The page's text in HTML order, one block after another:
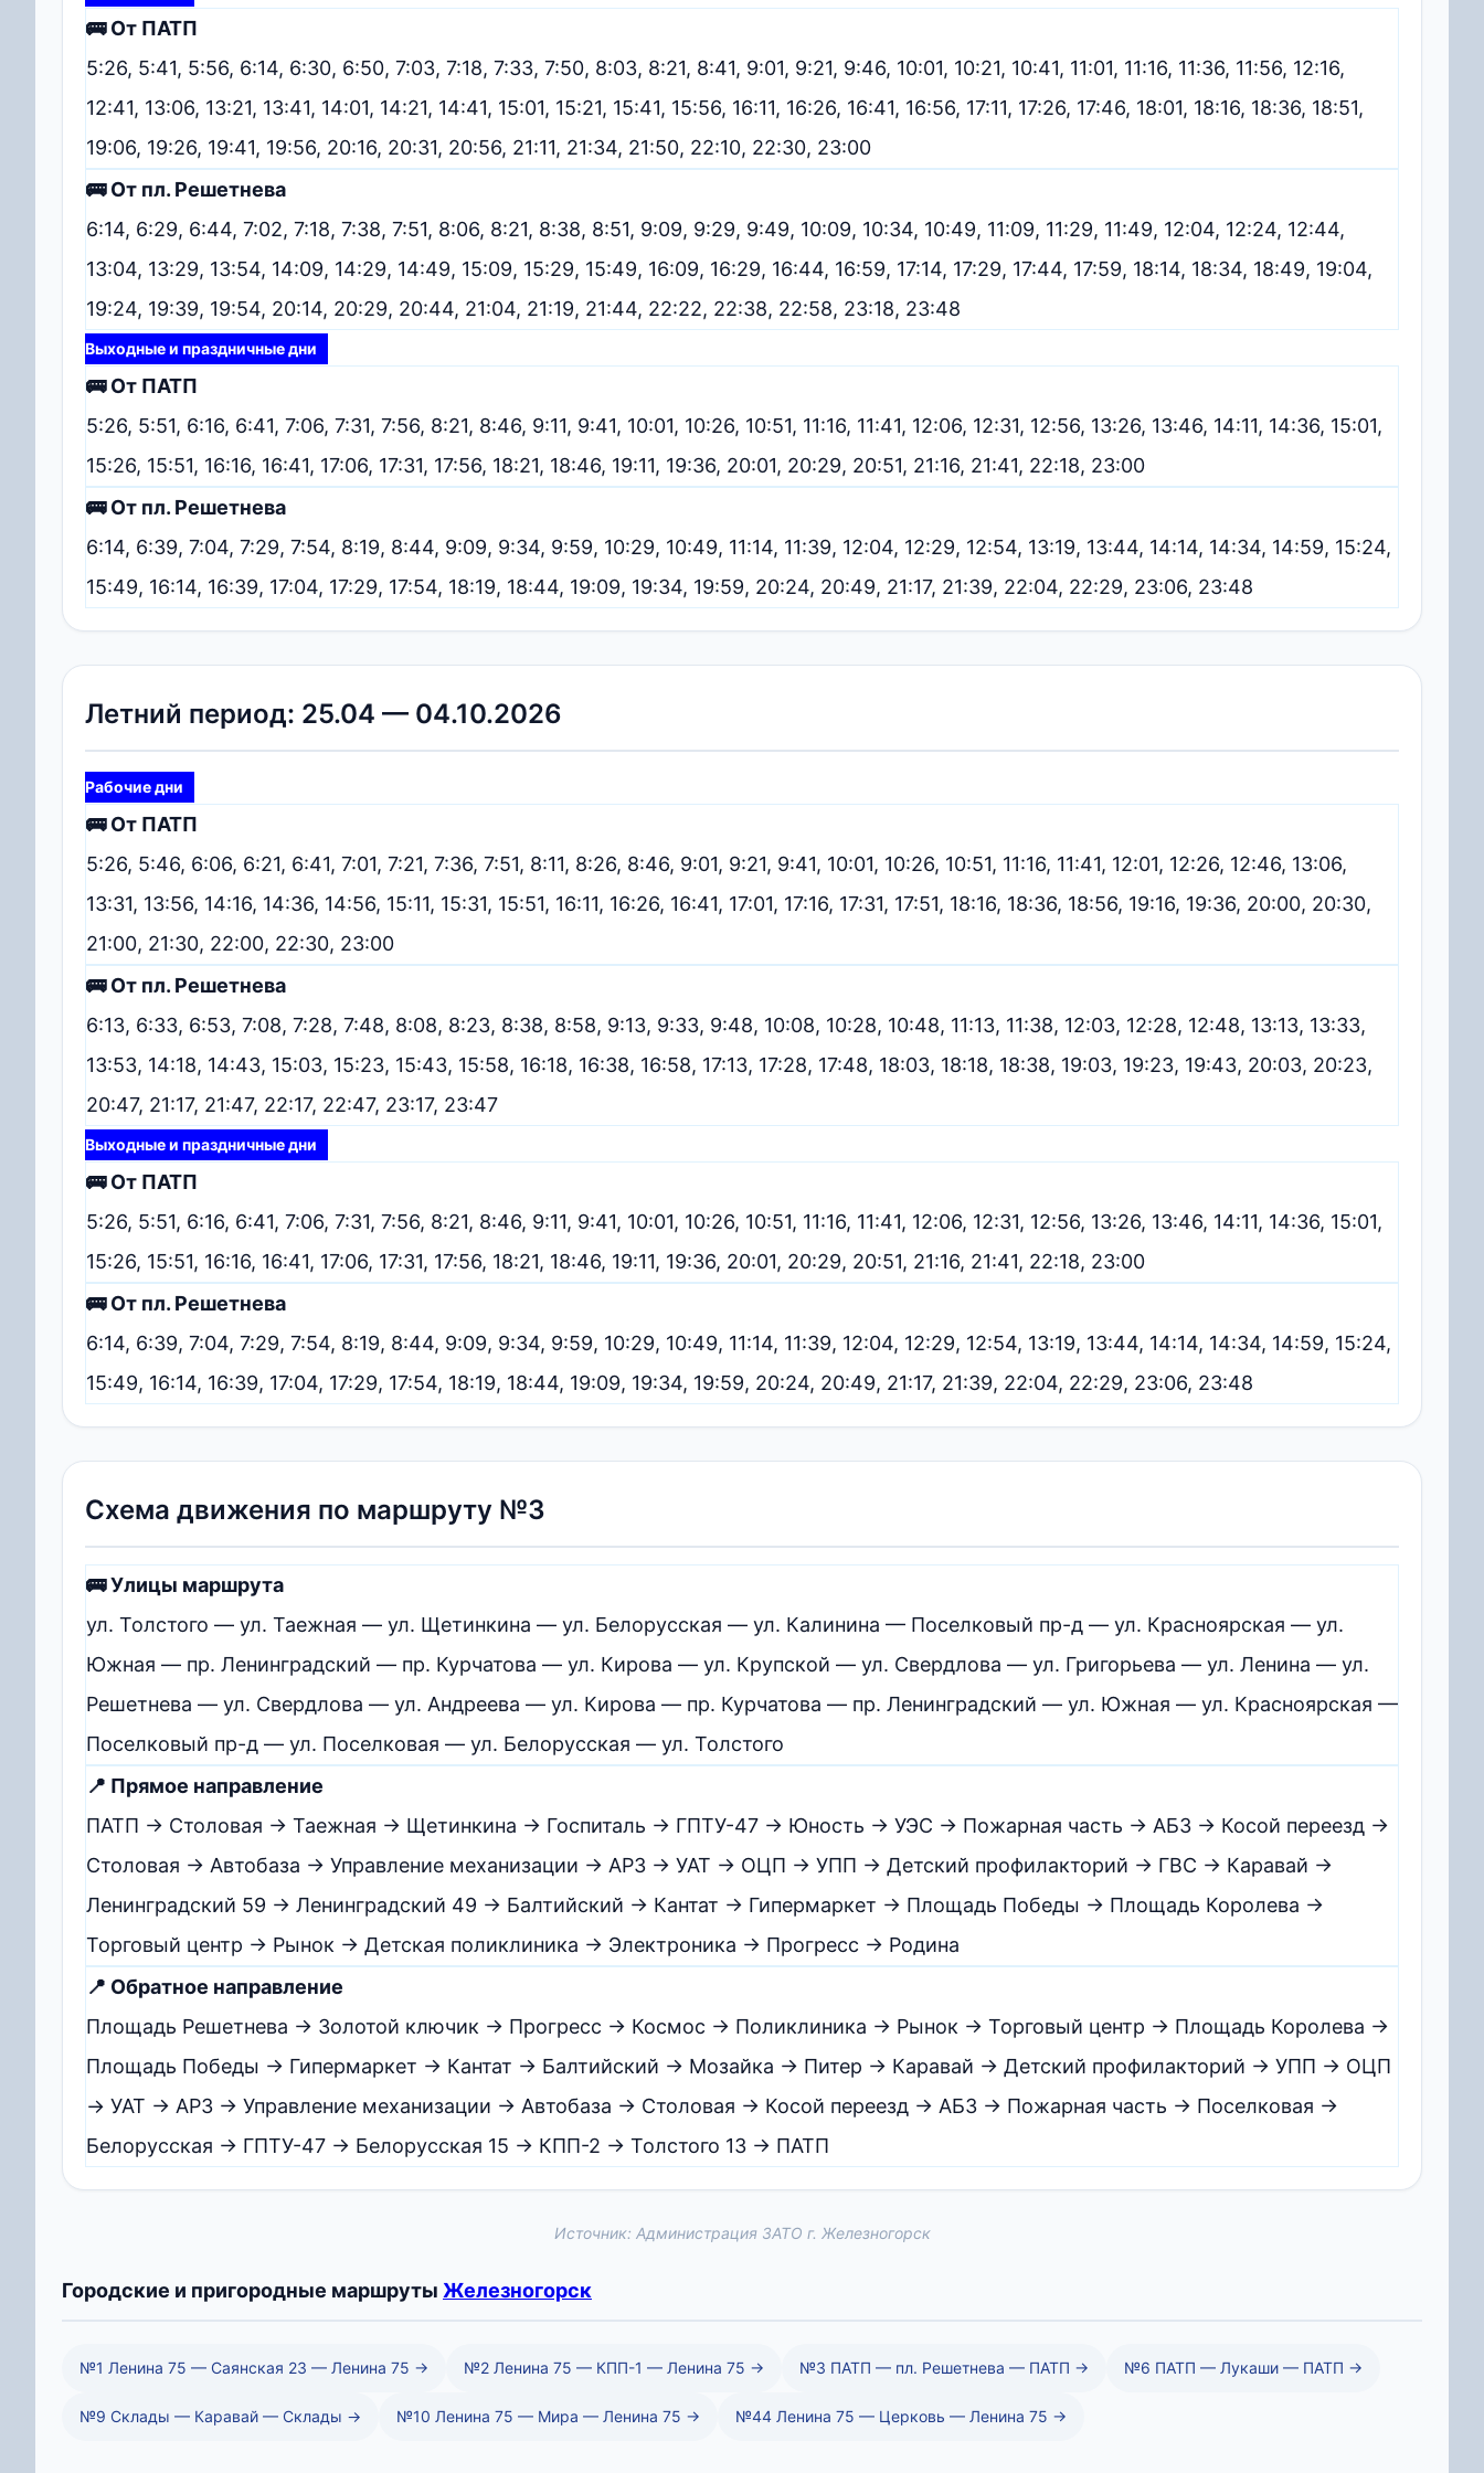
🚌 От ПАТП
5:26, 5:41, 5:56, 6:14, 6:30, 6:50, 7:03, 7:18, 7:33, 7:50, 8:03, 8:21, 8:41, 9:01, 9:21, 9:46, 10:01, 10:21, 10:41, 11:01, 11:16, 11:36, 11:56, 12:16,
12:41, 13:06, 13:21, 13:41, 14:01, 14:21, 14:41, 15:01, 15:21, 15:41, 15:56, 16:11, 16:26, 16:41, 16:56, 17:11, 17:26, 17:46, 18:01, 18:16, 18:36, 18:51,
19:06, 19:26, 19:41, 19:56, 20:16, 20:31, 20:56, 21:11, 21:34, 21:50, 22:10, 22:30, 23:00
🚌 От пл. Решетнева
6:14, 6:29, 6:44, 7:02, 7:18, 7:38, 7:51, 8:06, 8:21, 8:38, 8:51, 9:09, 9:29, 9:49, 10:09, 10:34, 10:49, 11:09, 11:29, 11:49, 12:04, 12:24, 12:44,
13:04, 13:29, 13:54, 14:09, 14:29, 14:49, 15:09, 15:29, 15:49, 16:09, 16:29, 16:44, 16:59, 17:14, 17:29, 17:44, 17:59, 18:14, 18:34, 18:49, 19:04,
19:24, 19:39, 19:54, 20:14, 20:29, 20:44, 21:04, 21:19, 21:44, 22:22, 22:38, 22:58, 23:18, 23:48
Выходные и праздничные дни
🚌 От ПАТП
5:26, 5:51, 6:16, 6:41, 7:06, 7:31, 7:56, 8:21, 8:46, 9:11, 9:41, 10:01, 10:26, 10:51, 11:16, 11:41, 12:06, 12:31, 12:56, 13:26, 13:46, 14:11, 14:36, 15:01,
15:26, 15:51, 16:16, 16:41, 17:06, 17:31, 17:56, 18:21, 18:46, 19:11, 19:36, 20:01, 20:29, 20:51, 21:16, 21:41, 22:18, 23:00
🚌 От пл. Решетнева
6:14, 6:39, 7:04, 7:29, 7:54, 8:19, 8:44, 9:09, 9:34, 9:59, 10:29, 10:49, 11:14, 11:39, 12:04, 12:29, 12:54, 13:19, 13:44, 14:14, 14:34, 14:59, 15:24,
15:49, 16:14, 16:39, 17:04, 17:29, 17:54, 18:19, 18:44, 19:09, 19:34, 19:59, 20:24, 20:49, 21:17, 21:39, 22:04, 22:29, 23:06, 23:48
Летний период: 25.04 — 04.10.2026
Рабочие дни
🚌 От ПАТП
5:26, 5:46, 6:06, 6:21, 6:41, 7:01, 7:21, 7:36, 7:51, 8:11, 8:26, 8:46, 9:01, 9:21, 9:41, 10:01, 10:26, 10:51, 11:16, 11:41, 12:01, 12:26, 12:46, 13:06,
13:31, 13:56, 14:16, 14:36, 14:56, 15:11, 15:31, 15:51, 16:11, 16:26, 16:41, 17:01, 17:16, 17:31, 17:51, 18:16, 18:36, 18:56, 19:16, 19:36, 20:00, 20:30,
21:00, 21:30, 22:00, 22:30, 23:00
🚌 От пл. Решетнева
6:13, 6:33, 6:53, 7:08, 7:28, 7:48, 8:08, 8:23, 8:38, 8:58, 9:13, 9:33, 9:48, 10:08, 10:28, 10:48, 11:13, 11:38, 12:03, 12:28, 12:48, 13:13, 13:33,
13:53, 14:18, 14:43, 15:03, 15:23, 15:43, 15:58, 16:18, 16:38, 16:58, 17:13, 17:28, 17:48, 18:03, 18:18, 18:38, 19:03, 19:23, 19:43, 20:03, 20:23,
20:47, 21:17, 21:47, 22:17, 22:47, 23:17, 23:47
Выходные и праздничные дни
🚌 От ПАТП
5:26, 5:51, 6:16, 6:41, 7:06, 7:31, 7:56, 8:21, 8:46, 9:11, 9:41, 10:01, 10:26, 10:51, 11:16, 11:41, 12:06, 12:31, 12:56, 13:26, 13:46, 14:11, 14:36, 15:01,
15:26, 15:51, 16:16, 16:41, 17:06, 17:31, 17:56, 18:21, 18:46, 19:11, 19:36, 20:01, 20:29, 20:51, 21:16, 21:41, 22:18, 23:00
🚌 От пл. Решетнева
6:14, 6:39, 7:04, 7:29, 7:54, 8:19, 8:44, 9:09, 9:34, 9:59, 10:29, 10:49, 11:14, 11:39, 12:04, 12:29, 12:54, 13:19, 13:44, 14:14, 14:34, 14:59, 15:24,
15:49, 16:14, 16:39, 17:04, 17:29, 17:54, 18:19, 18:44, 19:09, 19:34, 19:59, 20:24, 20:49, 21:17, 21:39, 22:04, 22:29, 23:06, 23:48
Схема движения по маршруту №3
🚌 Улицы маршрута
ул. Толстого — ул. Таежная — ул. Щетинкина — ул. Белорусская — ул. Калинина — Поселковый пр-д — ул. Красноярская — ул.
Южная — пр. Ленинградский — пр. Курчатова — ул. Кирова — ул. Крупской — ул. Свердлова — ул. Григорьева — ул. Ленина — ул.
Решетнева — ул. Свердлова — ул. Андреева — ул. Кирова — пр. Курчатова — пр. Ленинградский — ул. Южная — ул. Красноярская —
Поселковый пр-д — ул. Поселковая — ул. Белорусская — ул. Толстого
📍 Прямое направление
ПАТП → Столовая → Таежная → Щетинкина → Госпиталь → ГПТУ-47 → Юность → УЭС → Пожарная часть → АБЗ → Косой переезд →
Столовая → Автобаза → Управление механизации → АРЗ → УАТ → ОЦП → УПП → Детский профилакторий → ГВС → Каравай →
Ленинградский 59 → Ленинградский 49 → Балтийский → Кантат → Гипермаркет → Площадь Победы → Площадь Королева →
Торговый центр → Рынок → Детская поликлиника → Электроника → Прогресс → Родина
📍 Обратное направление
Площадь Решетнева → Золотой ключик → Прогресс → Космос → Поликлиника → Рынок → Торговый центр → Площадь Королева →
Площадь Победы → Гипермаркет → Кантат → Балтийский → Мозайка → Питер → Каравай → Детский профилакторий → УПП → ОЦП
→ УАТ → АРЗ → Управление механизации → Автобаза → Столовая → Косой переезд → АБЗ → Пожарная часть → Поселковая →
Белорусская → ГПТУ-47 → Белорусская 15 → КПП-2 → Толстого 13 → ПАТП
Источник: Администрация ЗАТО г. Железногорск
Городские и пригородные маршруты Железногорск
№1 Ленина 75 — Саянская 23 — Ленина 75 → №2 Ленина 75 — КПП-1 — Ленина 75 → №3 ПАТП — пл. Решетнева — ПАТП → №6 ПАТП — Лукаши — ПАТП →
№9 Склады — Каравай — Склады → №10 Ленина 75 — Мира — Ленина 75 → №44 Ленина 75 — Церковь — Ленина 75 →